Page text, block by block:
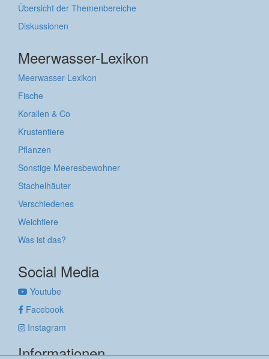
Übersicht der Themenbereiche
Diskussionen
Meerwasser-Lexikon
Meerwasser-Lexikon
Fische
Korallen & Co
Krustentiere
Pflanzen
Sonstige Meeresbewohner
Stachelhäuter
Verschiedenes
Weichtiere
Was ist das?
Social Media
Youtube
Facebook
Instagram
Informationen